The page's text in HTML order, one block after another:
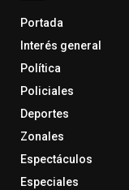
Portada
Interés general
Política
Policiales
Deportes
Zonales
Espectáculos
Especiales